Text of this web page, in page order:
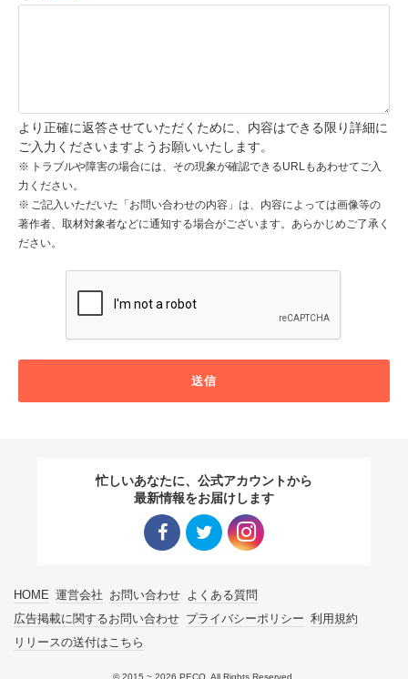
より正確に返答させていただくために、内容はできる限り詳細に
ご入力くださいますようお願いいたします。
トラブルや障害の場合には、その現象が確認できるURLもあわせてご入
力ください。
ご記入いただいた「お問い合わせの内容」は、内容によっては画像等の
著作者、取材対象者などに通知する場合がございます。あらかじめご了承く
ださい。
送信
忙しいあなたに、公式アカウントから
最新情報をお届けします
HOME 運営会社 お問い合わせ よくある質問
広告掲載に関するお問い合わせ プライバシーポリシー 利用規約
リリースの送付はこちら
© 2015 ~ 2026 PECO. All Rights Reserved.